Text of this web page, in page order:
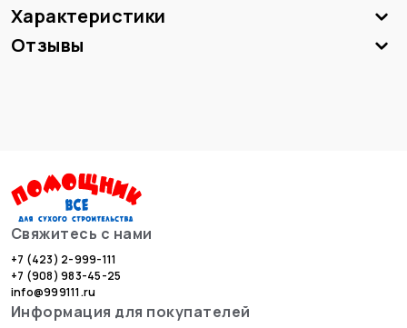
Характеристики
Отзывы
Свяжитесь с нами
+7 (423) 2-999-111
+7 (908) 983-45-25
info@999111.ru
Информация для покупателей